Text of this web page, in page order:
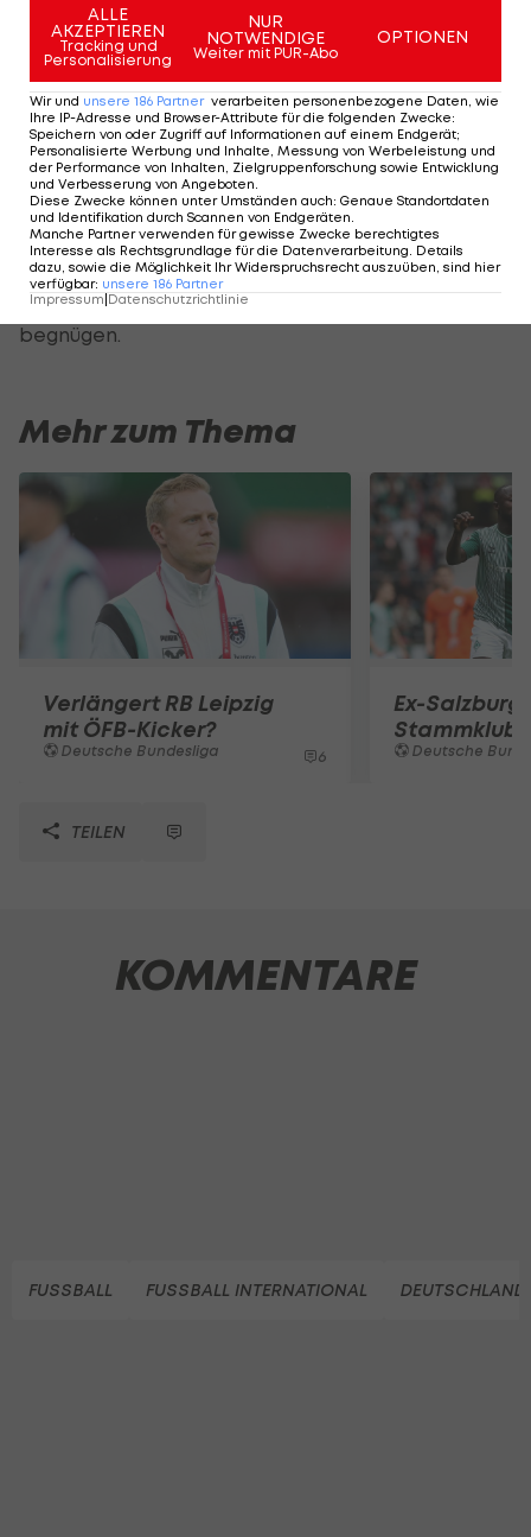
"Wir haben diese Ablöseforderung in dieser Höhe
gestellt, weil wir Jerome nicht abgeben wollten
und davon ausgingen, dass Paris diesen Betrag
nicht zahlen würde", meinte Hoeneß. "Außerdem
wollten wir unserem Trainer, der diesen Spieler
unbedingt behalten wollte, diesen Gefallen tun."
Der französische Meister musste sich deshalb mit
dem Erwerb von Bayern-Reservist Juan Bernat
(25) für geschätzte 15 Millionen Euro Ablöse
begnügen.
Mehr zum Thema
Verlängert RB Leipzig
mit ÖFB-Kicker?
Deutsche Bundesliga 6
Ex-
Stammklub
Deutsche
TEILEN
KOMMENTARE
FUSSBALL FUSSBALL INTERNATIONAL
ALLE
AKZEPTIEREN
Tracking und
Personalisierung
NUR
NOTWENDIGE
Weiter mit PUR-Abo
OPTIONEN
Wir und unsere 186 Partner verarbeiten personenbezogene Daten, wie
Ihre IP-Adresse und Browser-Attribute für die folgenden Zwecke:
Speichern von oder Zugriff auf Informationen auf einem Endgerät;
Personalisierte Werbung und Inhalte, Messung von Werbeleistung und
der Performance von Inhalten, Zielgruppenforschung sowie Entwicklung
und Verbesserung von Angeboten
Diese Zwecke können unter Umständen auch: Genaue Standortdaten
und Identifikation durch Scannen von Endgeräten
Manche Partner verwenden für gewisse Zwecke berechtigtes
Interesse als Rechtsgrundlage für die Datenverarbeitung. Details
dazu, sowie die Möglichkeit Ihr Widerspruchsrecht auszuüben, sind hier
verfügbar: unsere 186 Partner
Impressum|Datenschutzrichtlinie